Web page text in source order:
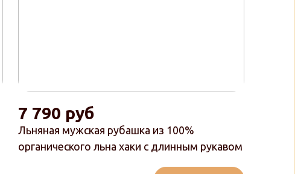
Льняная мужская рубашка из 100%
органического льна хаки с длинным рукавом
7 790 руб